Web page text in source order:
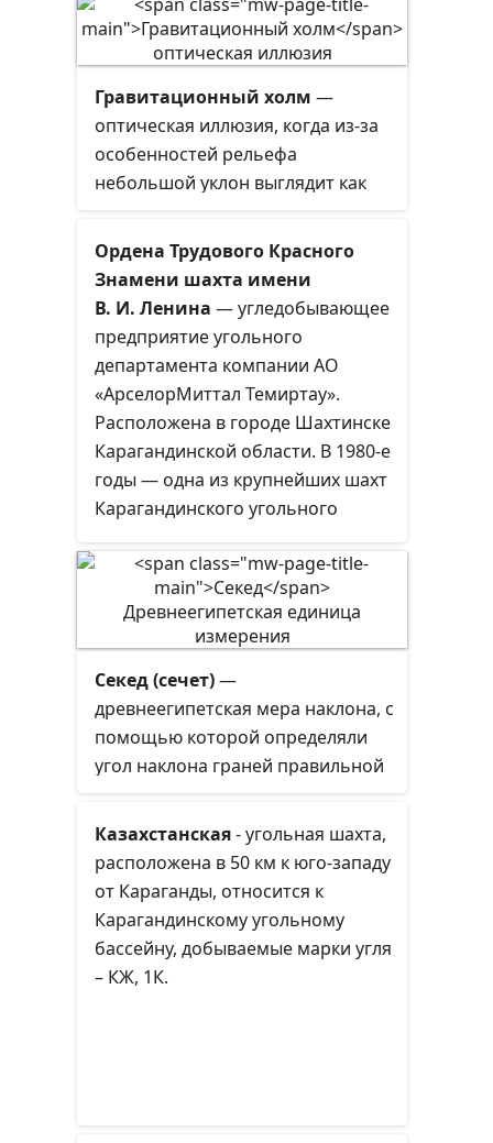
предприятия на расположенный
ниже транспортный горизонт.
Рудоспуски проходят в скальной
горной породе для того, чтобы
сократить расстояние
транспортировки полезного
ископаемого. Применяются на
открытым, подземным или
комбинированным (открыто-
подземным) способом в условиях,
когда рельеф местности и
условия залегания рудного тела
позволяет применить данный вид
транспортировки руды.
Гравитационный холм —
оптическая иллюзия, когда из-за
особенностей рельефа
небольшой уклон выглядит как
«гипнотический холм»,
«магнитный холм»,
«гравитационная дорога» и т. п. В
таком месте кажется, будто
предметы сами движутся в гору
против сил гравитации. В
велоспорте подобные дороги
называют «лживыми равнинами».
Ордена Трудового Красного
Знамени шахта имени
В. И. Ленина — угледобывающее
предприятие угольного
департамента компании АО
«АрселорМиттал Темиртау».
Расположена в городе Шахтинске
Карагандинской области. В 1980-е
годы — одна из крупнейших шахт
Карагандинского угольного
«Шахтинскуголь», в 1970-м
вошедшего в состав комбината
«Карагандауголь».
Секед (сечет)—
древнеегипетская мера наклона, с
помощью которой определяли
угол наклона граней правильной
основанию.
Казахстанская- угольная шахта,
расположена в 50 км к юго-западу
от Караганды, относится к
Карагандинскому угольному
бассейну, добываемые марки угля
– КЖ, 1К.